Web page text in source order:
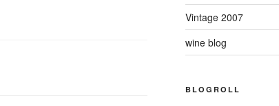
Vintage 2007
wine blog
BLOGROLL